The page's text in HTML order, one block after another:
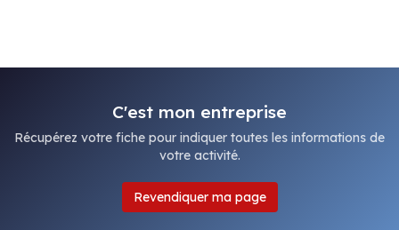
C'est mon entreprise
Récupérez votre fiche pour indiquer toutes les informations de
votre activité.
Revendiquer ma page